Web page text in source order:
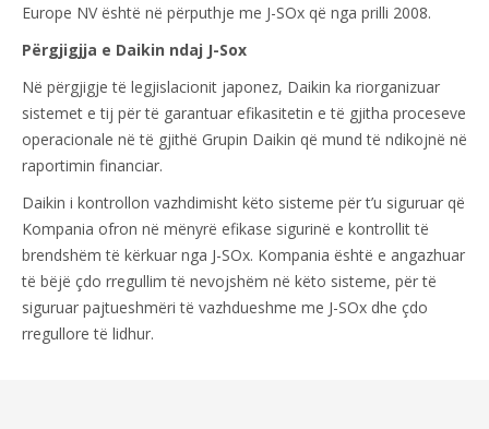
Europe NV është në përputhje me J-SOx që nga prilli 2008.
Përgjigjja e Daikin ndaj J-Sox
Në përgjigje të legjislacionit japonez, Daikin ka riorganizuar
sistemet e tij për të garantuar efikasitetin e të gjitha proceseve
operacionale në të gjithë Grupin Daikin që mund të ndikojnë në
raportimin financiar.
Daikin i kontrollon vazhdimisht këto sisteme për t’u siguruar që
Kompania ofron në mënyrë efikase sigurinë e kontrollit të
brendshëm të kërkuar nga J-SOx. Kompania është e angazhuar
të bëjë çdo rregullim të nevojshëm në këto sisteme, për të
siguruar pajtueshmëri të vazhdueshme me J-SOx dhe çdo
rregullore të lidhur.